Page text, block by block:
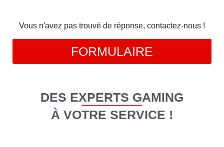
Vous n'avez pas trouvé de réponse, contactez-nous !
FORMULAIRE
DES EXPERTS GAMING
À VOTRE SERVICE !